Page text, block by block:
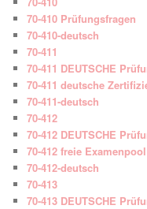
70-410 Prüfungsfragen
70-410-deutsch
70-411
70-411 DEUTSCHE
70-411 deutsche
70-411-deutsch
70-412
70-412 DEUTSCHE
70-412 freie Examenpool
70-412-deutsch
70-413
70-413 DEUTSCHE